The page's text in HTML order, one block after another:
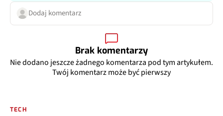
Dodaj komentarz
Brak komentarzy
Nie dodano jeszcze żadnego komentarza pod tym artykułem.
Twój komentarz może być pierwszy
TECH